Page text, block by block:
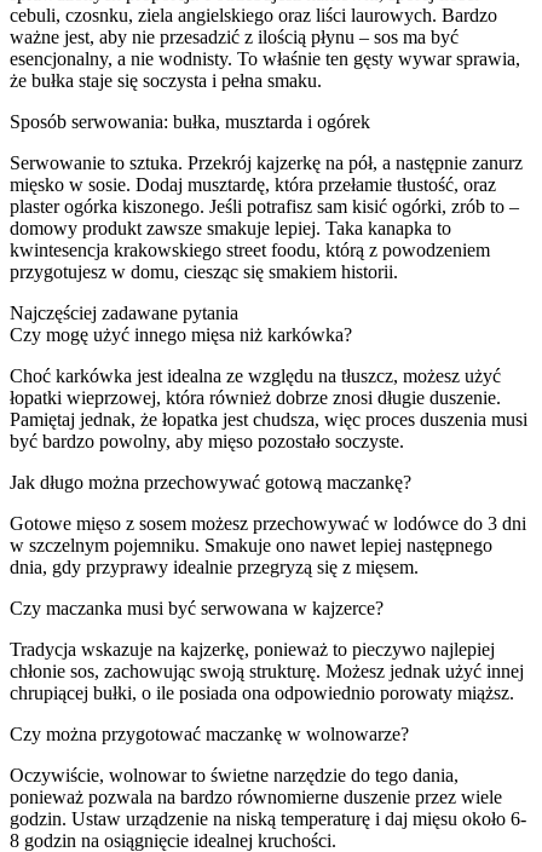
cebuli, czosnku, ziela angielskiego oraz liści laurowych. Bardzo
ważne jest, aby nie przesadzić z ilością płynu – sos ma być
esencjonalny, a nie wodnisty. To właśnie ten gęsty wywar sprawia,
że bułka staje się soczysta i pełna smaku.
Sposób serwowania: bułka, musztarda i ogórek
Serwowanie to sztuka. Przekrój kajzerkę na pół, a następnie zanurz
mięsko w sosie. Dodaj musztardę, która przełamie tłustość, oraz
plaster ogórka kiszonego. Jeśli potrafisz sam kisić ogórki, zrób to –
domowy produkt zawsze smakuje lepiej. Taka kanapka to
kwintesencja krakowskiego street foodu, którą z powodzeniem
przygotujesz w domu, ciesząc się smakiem historii.
Najczęściej zadawane pytania
Czy mogę użyć innego mięsa niż karkówka?
Choć karkówka jest idealna ze względu na tłuszcz, możesz użyć
łopatki wieprzowej, która również dobrze znosi długie duszenie.
Pamiętaj jednak, że łopatka jest chudsza, więc proces duszenia musi
być bardzo powolny, aby mięso pozostało soczyste.
Jak długo można przechowywać gotową maczankę?
Gotowe mięso z sosem możesz przechowywać w lodówce do 3 dni
w szczelnym pojemniku. Smakuje ono nawet lepiej następnego
dnia, gdy przyprawy idealnie przegryzą się z mięsem.
Czy maczanka musi być serwowana w kajzerce?
Tradycja wskazuje na kajzerkę, ponieważ to pieczywo najlepiej
chłonie sos, zachowując swoją strukturę. Możesz jednak użyć innej
chrupiącej bułki, o ile posiada ona odpowiednio porowaty miąższ.
Czy można przygotować maczankę w wolnowarze?
Oczywiście, wolnowar to świetne narzędzie do tego dania,
ponieważ pozwala na bardzo równomierne duszenie przez wiele
godzin. Ustaw urządzenie na niską temperaturę i daj mięsu około 6-
8 godzin na osiągnięcie idealnej kruchości.